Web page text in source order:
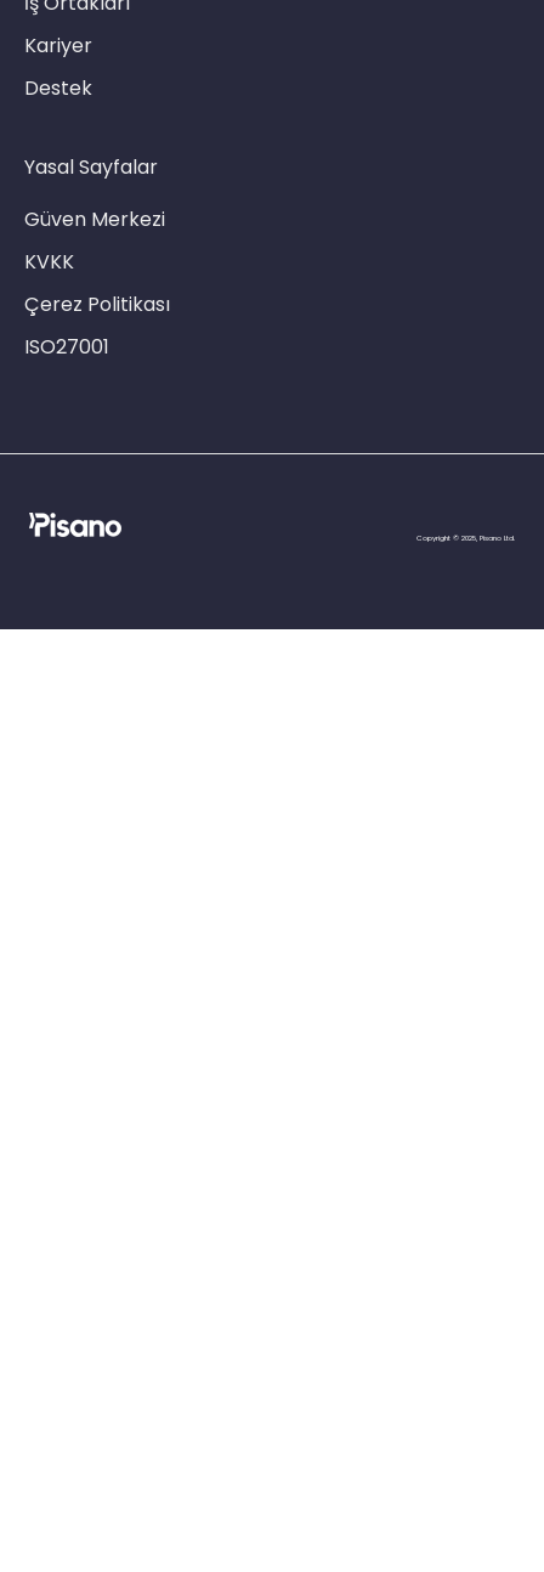
Kariyer
Destek
Yasal Sayfalar
Güven Merkezi
KVKK
Çerez Politikası
ISO27001
Copyright © 2025, Pisano Ltd.